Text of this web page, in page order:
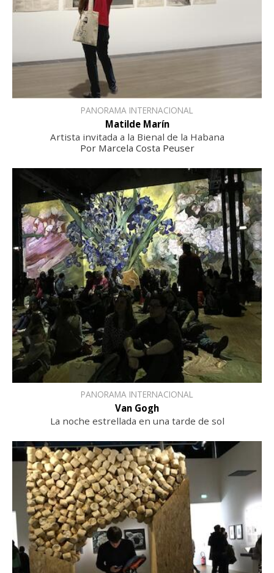
PANORAMA INTERNACIONAL
Matilde Marín
Artista invitada a la Bienal de la Habana
Por Marcela Costa Peuser
PANORAMA INTERNACIONAL
Van Gogh
La noche estrellada en una tarde de sol